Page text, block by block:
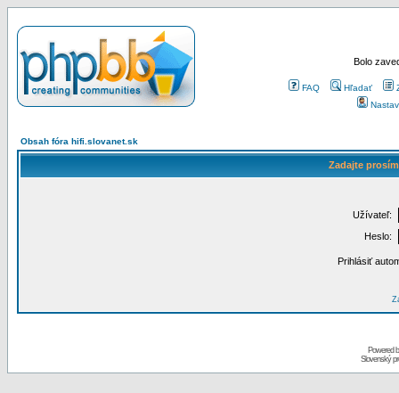
Bolo
FAQ Hľadať
Obsah fóra hifi.slovanet.sk
Zadajte
Užívateľ:
Heslo:
Prihlásiť
Powered
Slovenský